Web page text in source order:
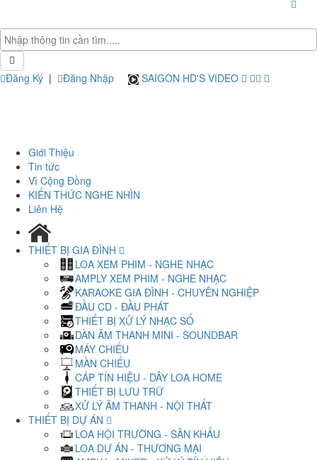
Đăng Ký | Đăng Nhập SAIGON HD'S VIDEO
Giới Thiệu
Tin tức
Vì Cộng Đồng
KIẾN THỨC NGHE NHÌN
Liên Hệ
THIẾT BỊ GIA ĐÌNH
LOA XEM PHIM - NGHE NHẠC
AMPLY XEM PHIM - NGHE NHẠC
KARAOKE GIA ĐÌNH - CHUYÊN NGHIỆP
ĐẦU CD - ĐẦU PHÁT
THIẾT BỊ XỬ LÝ NHẠC SỐ
DÀN ÂM THANH MINI - SOUNDBAR
MÁY CHIẾU
MÀN CHIẾU
CÁP TÍN HIỆU - DÂY LOA HOME
THIẾT BỊ LƯU TRỮ
XỬ LÝ ÂM THANH - NỘI THẤT
THIẾT BỊ DỰ ÁN
LOA HỘI TRƯỜNG - SÂN KHẤU
LOA DỰ ÁN - THƯƠNG MẠI